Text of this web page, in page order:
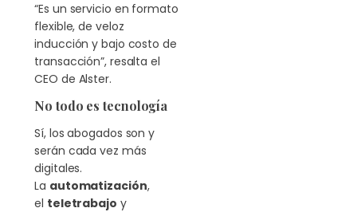
“Es un servicio en formato
flexible, de veloz
inducción y bajo costo de
transacción”, resalta el
CEO de Alster.
No todo es tecnología
Sí, los abogados son y
serán cada vez más
digitales.
La automatización,
el teletrabajo y